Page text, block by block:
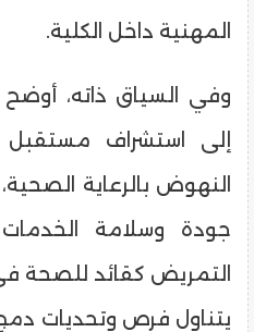
المهنية داخل الكلية.
وفي السياق ذاته،
إلى استشراف
النهوض بالرعاية
جودة وسلامة
التمريض كقائد للصحة
يتناول فرص وتحديات